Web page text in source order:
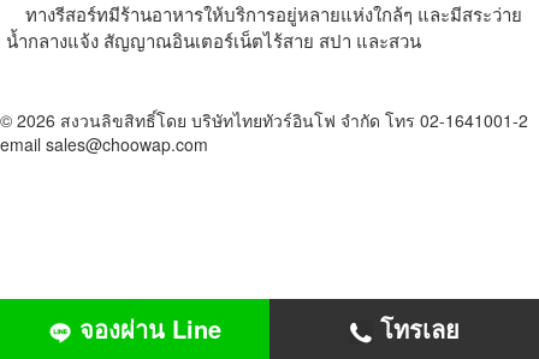
ทางรีสอร์ทมีร้านอาหารให้บริการอยู่หลายแห่งใกล้ๆ และมีสระว่าย
น้ำกลางแจ้ง สัญญาณอินเตอร์เน็ตไร้สาย สปา และสวน
© 2026 สงวนลิขสิทธิ์โดย บริษัทไทยทัวร์อินโฟ จำกัด โทร 02-1641001-2
email sales@choowap.com
จองผ่าน Line โทรเลย